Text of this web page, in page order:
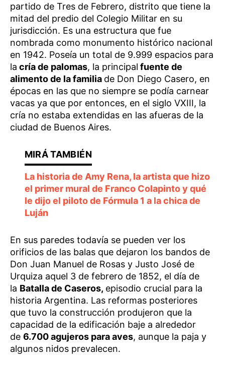
partido de Tres de Febrero, distrito que tiene la
mitad del predio del Colegio Militar en su
jurisdicción. Es una estructura que fue
nombrada como monumento histórico nacional
en 1942. Poseía un total de 9.999 espacios para
la cría de palomas, la principal fuente de
alimento de la familia de Don Diego Casero, en
épocas en las que no siempre se podía carnear
vacas ya que por entonces, en el siglo VXIII, la
cría no estaba extendidas en las afueras de la
ciudad de Buenos Aires.
La historia de Amy Rena, la artista que hizo
el primer mural de Franco Colapinto y qué
le dijo el piloto de Fórmula 1 a la chica de
Luján
En sus paredes todavía se pueden ver los
orificios de las balas que dejaron los bandos de
Don Juan Manuel de Rosas y Justo José de
Urquiza aquel 3 de febrero de 1852, el día de
la Batalla de Caseros, episodio crucial para la
historia Argentina. Las reformas posteriores
que tuvo la construcción produjeron que la
capacidad de la edificación baje a alrededor
de 6.700 agujeros para aves, aunque la paja y
algunos nidos prevalecen.